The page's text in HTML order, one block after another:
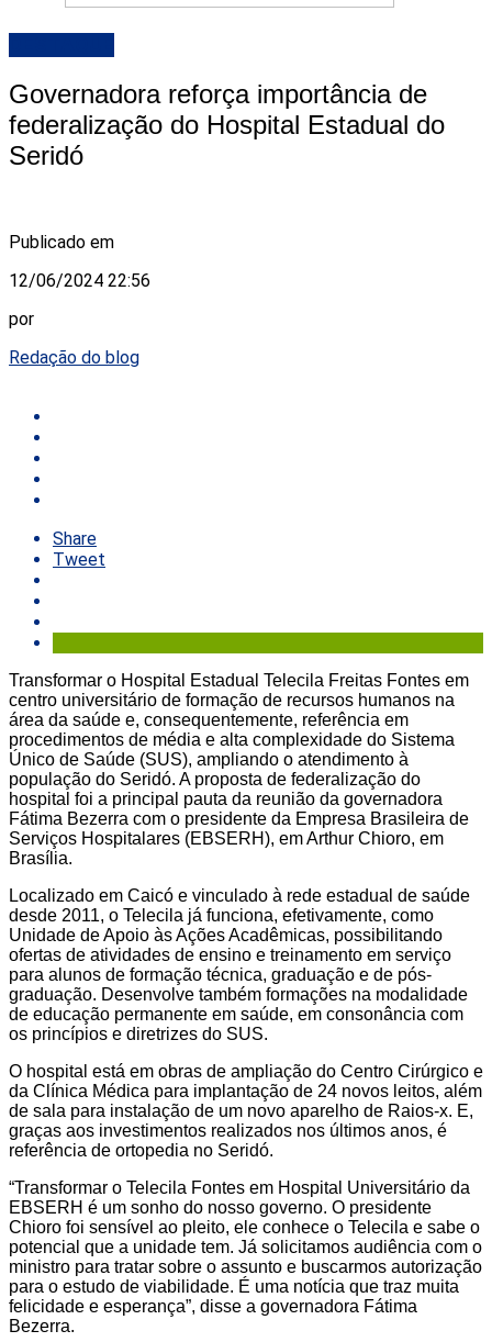
Governadora reforça importância de
federalização do Hospital Estadual do
Seridó
Publicado em
12/06/2024 22:56
por
Redação do blog
Share
Tweet
Transformar o Hospital Estadual Telecila Freitas Fontes em
centro universitário de formação de recursos humanos na
área da saúde e, consequentemente, referência em
procedimentos de média e alta complexidade do Sistema
Único de Saúde (SUS), ampliando o atendimento à
população do Seridó. A proposta de federalização do
hospital foi a principal pauta da reunião da governadora
Fátima Bezerra com o presidente da Empresa Brasileira de
Serviços Hospitalares (EBSERH), em Arthur Chioro, em
Brasília.
Localizado em Caicó e vinculado à rede estadual de saúde
desde 2011, o Telecila já funciona, efetivamente, como
Unidade de Apoio às Ações Acadêmicas, possibilitando
ofertas de atividades de ensino e treinamento em serviço
para alunos de formação técnica, graduação e de pós-
graduação. Desenvolve também formações na modalidade
de educação permanente em saúde, em consonância com
os princípios e diretrizes do SUS.
O hospital está em obras de ampliação do Centro Cirúrgico e
da Clínica Médica para implantação de 24 novos leitos, além
de sala para instalação de um novo aparelho de Raios-x. E,
graças aos investimentos realizados nos últimos anos, é
referência de ortopedia no Seridó.
“Transformar o Telecila Fontes em Hospital Universitário da
EBSERH é um sonho do nosso governo. O presidente
Chioro foi sensível ao pleito, ele conhece o Telecila e sabe o
potencial que a unidade tem. Já solicitamos audiência com o
ministro para tratar sobre o assunto e buscarmos autorização
para o estudo de viabilidade. É uma notícia que traz muita
felicidade e esperança”, disse a governadora Fátima
Bezerra.